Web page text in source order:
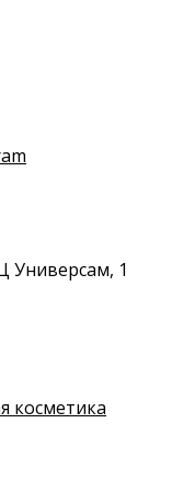
Универсам, 1
косметика